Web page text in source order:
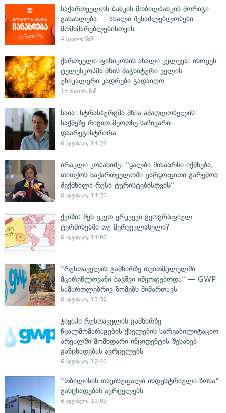
საქართველოს ბანკის მობილბანკის მორიგი
განახლება — ახალი შესაძლებლობები
მომხმარებლებისთვის
4 საათის წინ
ქართველი ფიზიკოსის ახალი კვლევა: ინოუეს
ტელესკოპმა მზის მაგნიტური ველის
უნიკალური კადრები გადაიღო
18 საათის წინ
საია: სტრასბურგმა მზია ამაღლობელის
საქმეზე რიგით მეოთხე საჩივარი
დაარეგისტრირა
6 აგვისტო, 14:26
ირაკლი კობახიძე: "ყალბი შინაარსი იქმნება,
თითქოს საქართველოში უარყოფითი გარემოა
შექმნილი რუსი ტურისტებისთვის"
6 აგვისტო, 14:20
ქვიზი: შენ უკეთ ერკვევი გეოგრაფიულ
ტერმინებში თუ მერვეკლასელი?
6 აგვისტო, 14:00
"რუსთაველის გამზირზე თვითმცლელში
მცირეწლოვანი ბავშვი იმყოფებოდა" — GWP
სამართლებრივ ზომებს მიმართავს
6 აგვისტო, 13:32
ჯივიპი რუსთაველის გამზირზე
წყალმომარაგების ქსელების სარეაბილიტაციო
არეალში მომხდარი ინციდენტის შესახებ
განცხადებას ავრცელებს
6 აგვისტო, 12:40
"თბილისის თავისუფალი ინდუსტრიული ზონა"
განცხადებას ავრცელებს
6 აგვისტო, 12:09